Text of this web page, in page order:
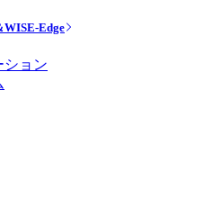
WISE-Edge
ション